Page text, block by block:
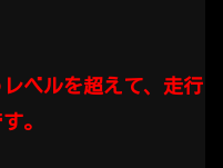
ベルを超えて、走行
。